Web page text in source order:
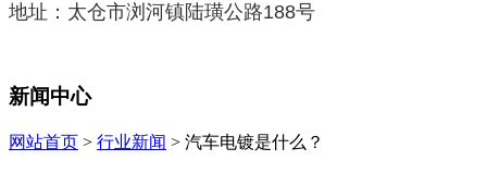
地址：太仓市浏河镇陆璜公路188号
新闻中心
网站首页 > 行业新闻 > 汽车电镀是什么？